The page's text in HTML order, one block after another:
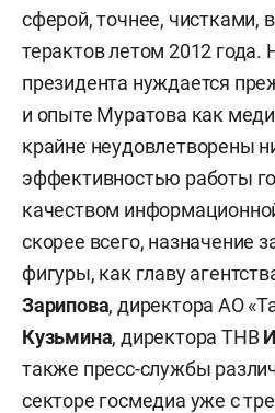
сферой, точнее, чистками,
терактов летом 2012 года.
президента нуждается
и опыте Муратова как
крайне неудовлетворены
эффективностью работы
качеством
скорее всего, назначение
фигуры, как главу
Зарипова, директора АО
Кузьмина, директора ТНВ
также пресс-службы
секторе госмедиа уже с